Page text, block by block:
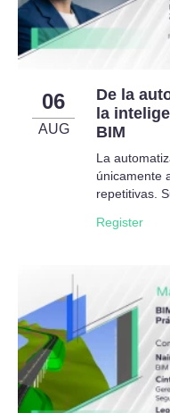
06
AUG
De la
la
BIM
La
únicamente
repetitivas.
Register